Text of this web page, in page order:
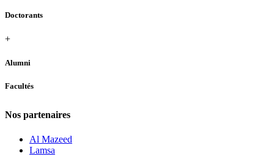
Doctorants
+
Alumni
Facultés
Nos partenaires
Al Mazeed
Lamsa